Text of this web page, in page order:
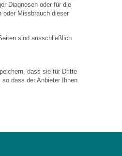
Diagnosen oder für die
oder Missbrauch dieser
sind ausschließlich
dass sie für Dritte
dass der Anbieter Ihnen